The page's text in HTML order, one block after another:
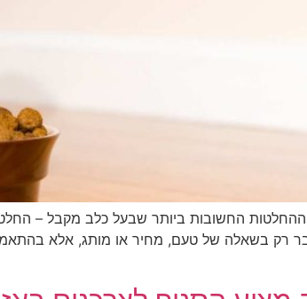
החשובות ביותר שבעל כלב מקבל –
רק בשאלה של טעם, מחיר או מותג, אלא